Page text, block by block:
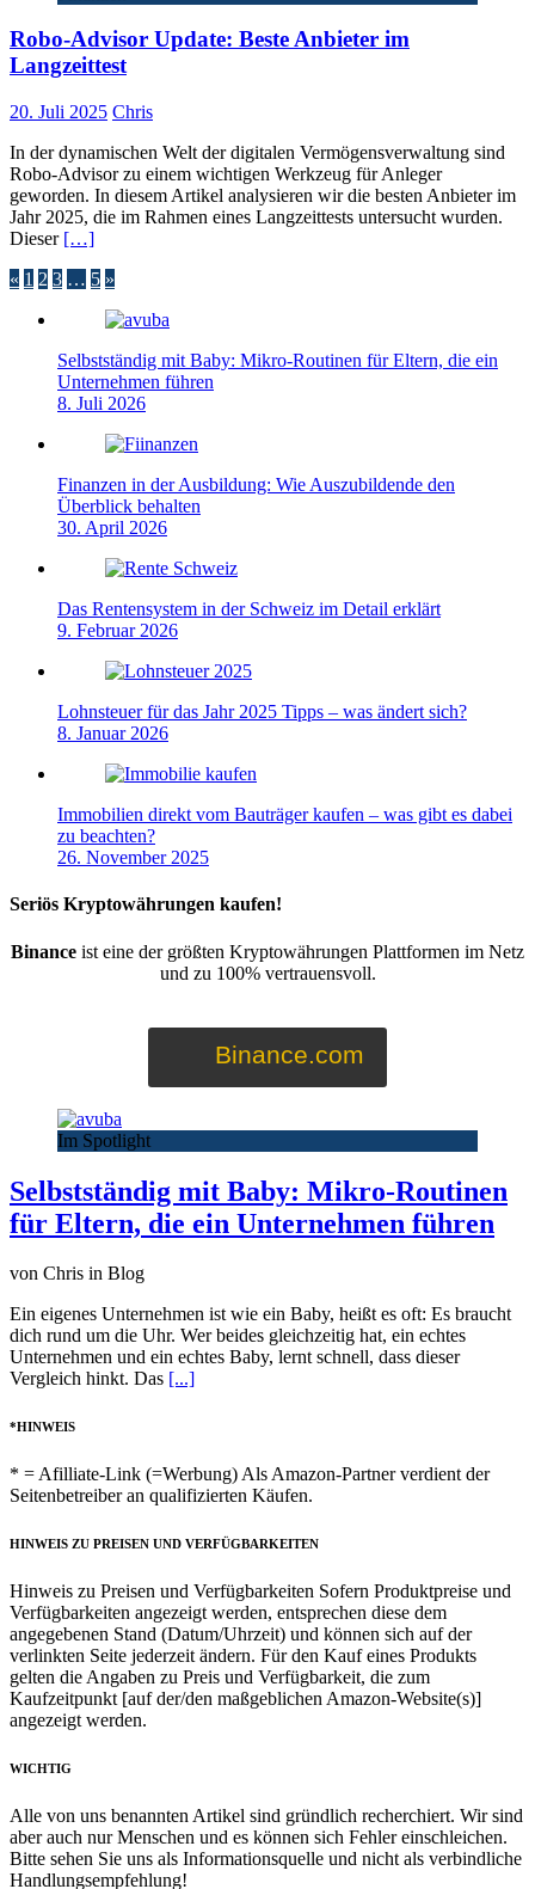
Robo-Advisor Update: Beste Anbieter im
Langzeittest
20. Juli 2025 Chris
In der dynamischen Welt der digitalen Vermögensverwaltung sind
Robo-Advisor zu einem wichtigen Werkzeug für Anleger
geworden. In diesem Artikel analysieren wir die besten Anbieter im
Jahr 2025, die im Rahmen eines Langzeittests untersucht wurden.
Dieser […]
Seitennummerierung
der
Beiträge
« 1 2 3 … 5 »
Selbstständig mit Baby: Mikro-Routinen für Eltern, die ein
Unternehmen führen
8. Juli 2026
Finanzen in der Ausbildung: Wie Auszubildende den
Überblick behalten
30. April 2026
Das Rentensystem in der Schweiz im Detail erklärt
9. Februar 2026
Lohnsteuer für das Jahr 2025 Tipps – was ändert sich?
8. Januar 2026
Immobilien direkt vom Bauträger kaufen – was gibt es dabei
zu beachten?
26. November 2025
Seriös Kryptowährungen kaufen!
Binance ist eine der größten Kryptowährungen Plattformen im Netz
und zu 100% vertrauensvoll.
Binance.com
Im Spotlight
Selbstständig mit Baby: Mikro-Routinen
für Eltern, die ein Unternehmen führen
von Chris in Blog
Ein eigenes Unternehmen ist wie ein Baby, heißt es oft: Es braucht
dich rund um die Uhr. Wer beides gleichzeitig hat, ein echtes
Unternehmen und ein echtes Baby, lernt schnell, dass dieser
Vergleich hinkt. Das [...]
*HINWEIS
* = Afilliate-Link (=Werbung) Als Amazon-Partner verdient der
Seitenbetreiber an qualifizierten Käufen.
HINWEIS ZU PREISEN UND VERFÜGBARKEITEN
Hinweis zu Preisen und Verfügbarkeiten Sofern Produktpreise und
Verfügbarkeiten angezeigt werden, entsprechen diese dem
angegebenen Stand (Datum/Uhrzeit) und können sich auf der
verlinkten Seite jederzeit ändern. Für den Kauf eines Produkts
gelten die Angaben zu Preis und Verfügbarkeit, die zum
Kaufzeitpunkt [auf der/den maßgeblichen Amazon-Website(s)]
angezeigt werden.
WICHTIG
Alle von uns benannten Artikel sind gründlich recherchiert. Wir sind
aber auch nur Menschen und es können sich Fehler einschleichen.
Bitte sehen Sie uns als Informationsquelle und nicht als verbindliche
Handlungsempfehlung!